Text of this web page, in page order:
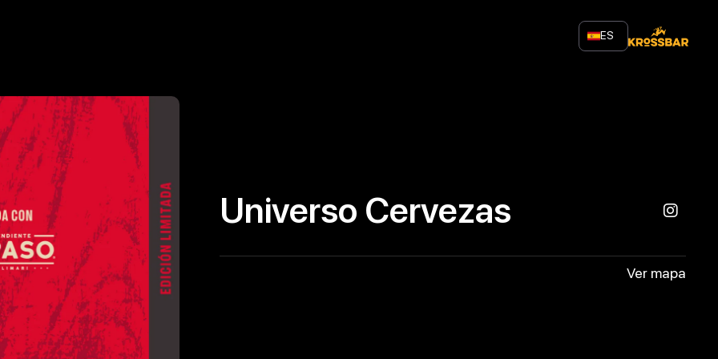
ES
Universo Cervezas
Ver mapa